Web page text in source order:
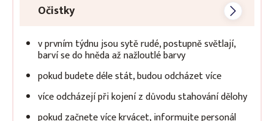
Očistky
v prvním týdnu jsou sytě rudé, postupně světlají,
barví se do hněda až nažloutlé barvy
pokud budete déle stát, budou odcházet více
více odcházejí při kojení z důvodu stahování dělohy